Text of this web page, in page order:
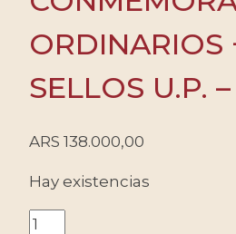
ORDINARIOS
SELLOS U.P.
ARS 138.000,00
Hay existencias
ARGENTINA